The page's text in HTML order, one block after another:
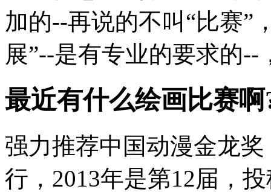
加的--再说的不叫“比赛”
展”--是有专业的要求的--
最近有什么绘画比赛
强力推荐中国动漫金龙
行，2013年是第12届，